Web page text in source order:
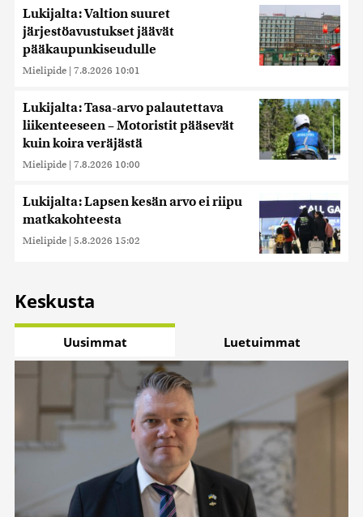
Lukijalta: Valtion suuret
järjestöavustukset jäävät
pääkaupunkiseudulle
Mielipide | 7.8.2026 10:01
Lukijalta: Tasa-arvo palautettava
liikenteeseen – Motoristit pääsevät
kuin koira veräjästä
Mielipide | 7.8.2026 10:00
Lukijalta: Lapsen kesän arvo ei riipu
matkakohteesta
Mielipide | 5.8.2026 15:02
Keskusta
Uusimmat Luetuimmat